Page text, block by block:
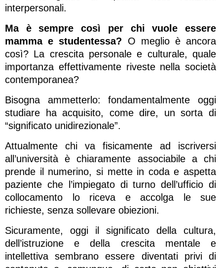
interpersonali.
Ma è sempre così per chi vuole essere
mamma e studentessa? O meglio è ancora
così? La crescita personale e culturale, quale
importanza effettivamente riveste nella società
contemporanea?
Bisogna ammetterlo: fondamentalmente oggi
studiare ha acquisito, come dire, un sorta di
“significato unidirezionale”.
Attualmente chi va fisicamente ad iscriversi
all’università è chiaramente associabile a chi
prende il numerino, si mette in coda e aspetta
paziente che l’impiegato di turno dell’ufficio di
collocamento lo riceva e accolga le sue
richieste, senza sollevare obiezioni.
Sicuramente, oggi il significato della cultura,
dell’istruzione e della crescita mentale e
intellettiva sembrano essere diventati privi di